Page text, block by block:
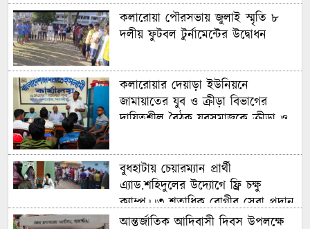
কলারোয়া পৌরসভায় জুলাই স্মৃতি ৮
দলীয় ফুটবল টুর্নামেন্টের উদ্বোধন
কলারোয়ার দেয়াড়া ইউনিয়নে
জামায়াতের যুব ও ক্রীড়া বিভাগের
দায়িত্বশীল বৈঠক যুবসমাজকে ক্রীড়া ও
করার আহ্বান
বুধহাটায় চেয়ারম্যান প্রার্থী
এ্যাড.শহিদুলের উদ্যোগে ফ্রি চক্ষু
ক্যাম্প।।৩ শতাধিক রোগীর সেবা প্রদান
আন্তর্জাতিক আদিবাসী দিবস উপলক্ষে